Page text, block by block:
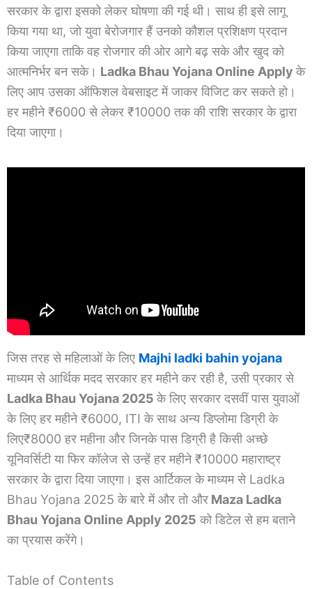
सरकार के द्वारा इसको लेकर घोषणा की गई थी। साथ ही इसे लागू
किया गया था, जो युवा बेरोजगार हैं उनको कौशल प्रशिक्षण प्रदान
किया जाएगा ताकि वह रोजगार की ओर आगे बढ़ सके और खुद को
आत्मनिर्भर बन सके। Ladka Bhau Yojana Online Applyके
लिए आप उसका ऑफिशल वेबसाइट में जाकर विजिट कर सकते हो।
हर महीने ₹6000 से लेकर ₹10000 तक की राशि सरकार के द्वारा
दिया जाएगा।
जिस तरह से महिलाओं के लिए Majhi ladki bahin yojana
माध्यम से आर्थिक मदद सरकार हर महीने कर रही है, उसी प्रकार से
Ladka Bhau Yojana 2025के लिए सरकार दसवीं पास युवाओं
के लिए हर महीने ₹6000, ITI के साथ अन्य डिप्लोमा डिग्री के
लिए₹8000 हर महीना और जिनके पास डिग्री है किसी अच्छे
यूनिवर्सिटी या फिर कॉलेज से उन्हें हर महीने ₹10000 महाराष्ट्र
सरकार के द्वारा दिया जाएगा। इस आर्टिकल के माध्यम से Ladka
Bhau Yojana 2025 के बारे में और तो और Maza Ladka
Bhau Yojana Online Apply 2025 को डिटेल से हम बताने
का प्रयास करेंगे।
Table of Contents